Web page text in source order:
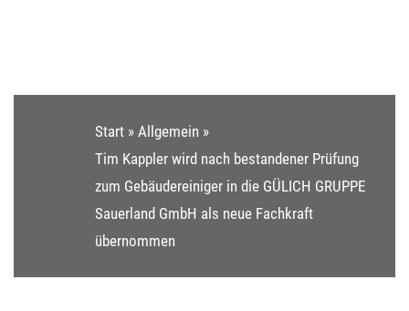
Start » Allgemein »
Tim Kappler wird nach bestandener Prüfung
zum Gebäudereiniger in die GÜLICH GRUPPE
Sauerland GmbH als neue Fachkraft
übernommen